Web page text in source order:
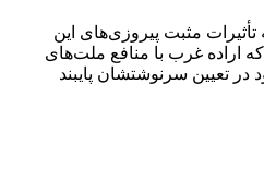
مثبت پیروزی‌های این
اراده غرب با منافع ملت‌های
تعیین سرنوشتشان پایبند